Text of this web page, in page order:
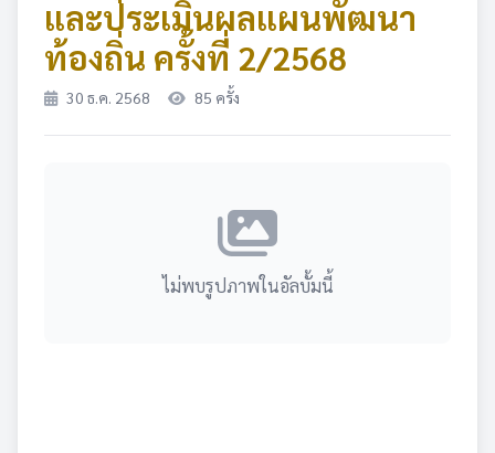
และประเมินผลแผนพัฒนา
ท้องถิ่น ครั้งที่ 2/2568
30 ธ.ค. 2568 85 ครั้ง
ไม่พบรูปภาพในอัลบั้มนี้